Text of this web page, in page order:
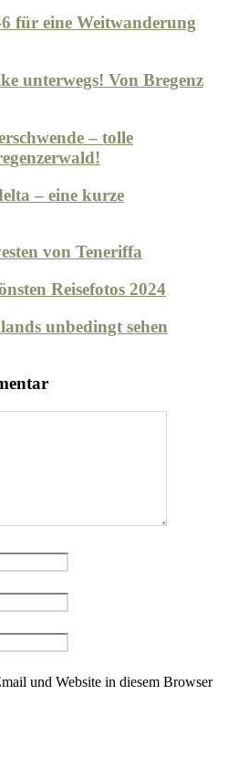
für eine Weitwanderung
unterwegs! Von Bregenz
– tolle
– eine kurze
von Teneriffa
Reisefotos 2024
unbedingt sehen
und Website in diesem Browser